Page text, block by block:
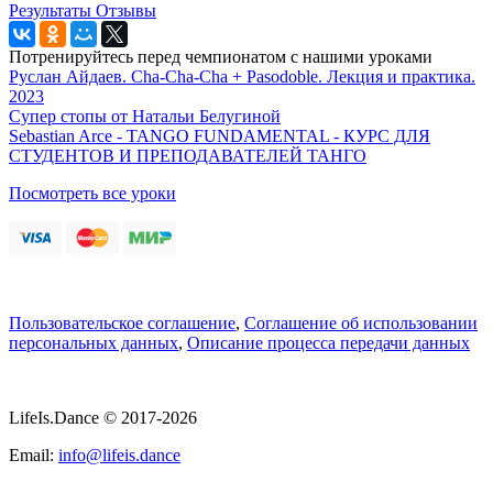
Результаты Отзывы
Потренируйтесь перед чемпионатом с нашими уроками
Руслан Айдаев. Cha-Cha-Cha + Pasodoble. Лекция и практика.
2023
Супер стопы от Натальи Белугиной
Sebastian Arce - TANGO FUNDAMENTAL - КУРС ДЛЯ
СТУДЕНТОВ И ПРЕПОДАВАТЕЛЕЙ ТАНГО
Посмотреть все уроки
Пользовательское соглашение, Соглашение об использовании
персональных данных, Описание процесса передачи данных
LifeIs.Dance © 2017-2026
Email: info@lifeis.dance